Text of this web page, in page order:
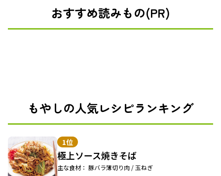
おすすめ読みもの(PR)
もやしの人気レシピランキング
1位
極上ソース焼きそば
主な食材： 豚バラ薄切り肉 / 玉ねぎ